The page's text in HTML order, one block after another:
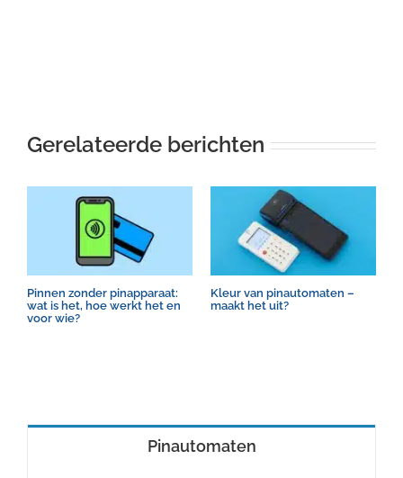
Gerelateerde berichten
Pinnen zonder pinapparaat:
wat is het, hoe werkt het en
voor wie?
Kleur van pinautomaten –
maakt het uit?
Pinautomaten